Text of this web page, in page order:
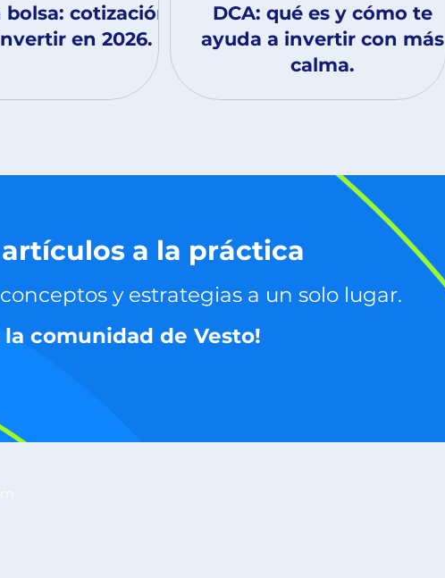
bolsa: cotización
en 2026.
DCA: qué es y cómo te
ayuda a invertir con más
calma.
a la práctica
y estrategias a un solo lugar.
la comunidad de Vesto!